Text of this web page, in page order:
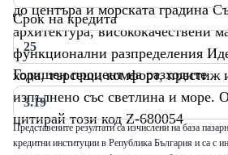
до центъра и морската градина
архитектура, висококачествени
функционални разпределения
хора, търсещи комфорт, престиж
изпълнено със светлина и море.
цитирай този код Z-680054
Срок на кредита
Годишен процент на разходите
Представените резултати са изчислени на база
кредитни институции в Република България и са с